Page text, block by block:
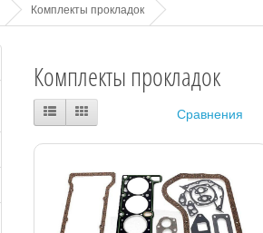
Комплекты прокладок
Комплекты прокладок
Сравнения